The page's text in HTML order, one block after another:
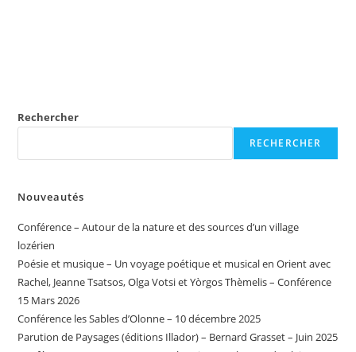
Rechercher
RECHERCHER
Nouveautés
Conférence – Autour de la nature et des sources d’un village
lozérien
Poésie et musique – Un voyage poétique et musical en Orient avec
Rachel, Jeanne Tsatsos, Olga Votsi et Yòrgos Thèmelis – Conférence
15 Mars 2026
Conférence les Sables d’Olonne – 10 décembre 2025
Parution de Paysages (éditions Illador) – Bernard Grasset – Juin 2025